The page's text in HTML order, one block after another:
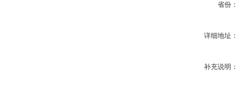
省份：
详细地址：
补充说明：